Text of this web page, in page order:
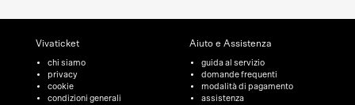
Vivaticket
chi siamo
privacy
cookie
condizioni generali
Aiuto e Assistenza
guida al servizio
domande frequenti
modalità di pagamento
assistenza